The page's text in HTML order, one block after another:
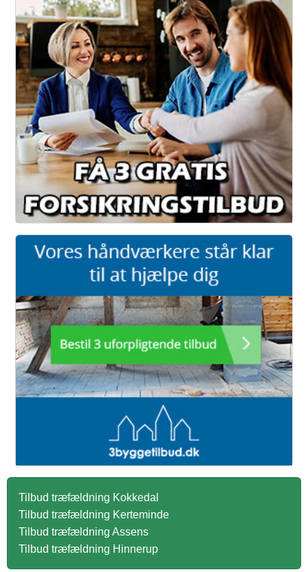
Tilbud træfældning Kokkedal
Tilbud træfældning Kerteminde
Tilbud træfældning Assens
Tilbud træfældning Hinnerup